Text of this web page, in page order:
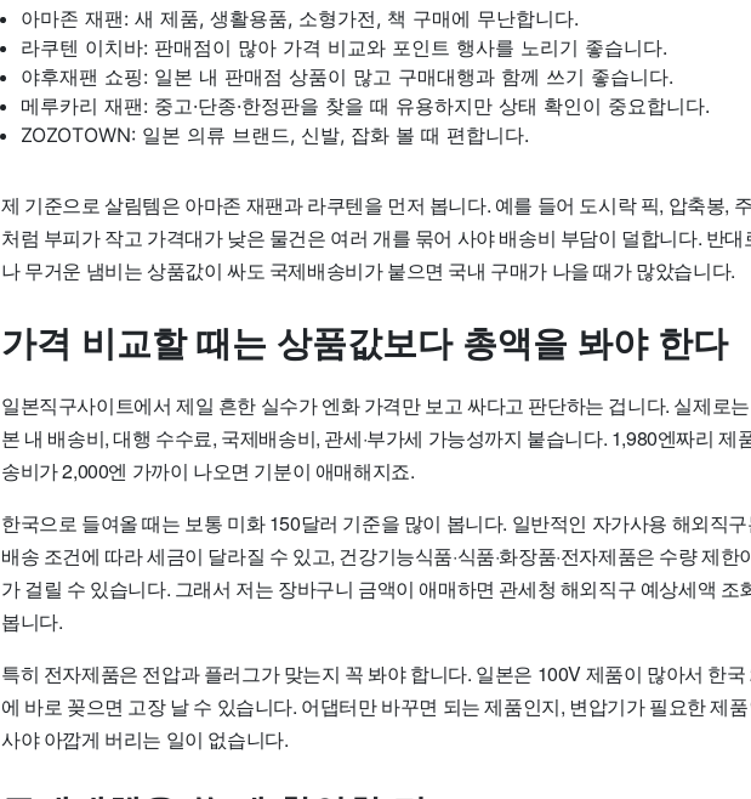
아마존 재팬: 새 제품, 생활용품, 소형가전, 책 구매에 무난합니다.
라쿠텐 이치바: 판매점이 많아 가격 비교와 포인트 행사를 노리기 좋습니다.
야후재팬 쇼핑: 일본 내 판매점 상품이 많고 구매대행과 함께 쓰기 좋습니다.
메루카리 재팬: 중고·단종·한정판을 찾을 때 유용하지만 상태 확인이 중요합니다.
ZOZOTOWN: 일본 의류 브랜드, 신발, 잡화 볼 때 편합니다.
제 기준으로 살림템은 아마존 재팬과 라쿠텐을 먼저 봅니다. 예를 들어 도시락 픽, 압축봉,
처럼 부피가 작고 가격대가 낮은 물건은 여러 개를 묶어 사야 배송비 부담이 덜합니다. 반대
나 무거운 냄비는 상품값이 싸도 국제배송비가 붙으면 국내 구매가 나을 때가 많았습니다.
가격 비교할 때는 상품값보다 총액을 봐야 한다
일본직구사이트에서 제일 흔한 실수가 엔화 가격만 보고 싸다고 판단하는 겁니다. 실제로
본 내 배송비, 대행 수수료, 국제배송비, 관세·부가세 가능성까지 붙습니다. 1,980엔짜리 제
송비가 2,000엔 가까이 나오면 기분이 애매해지죠.
한국으로 들여올 때는 보통 미화 150달러 기준을 많이 봅니다. 일반적인 자가사용 해외직
배송 조건에 따라 세금이 달라질 수 있고, 건강기능식품·식품·화장품·전자제품은 수량 제한
가 걸릴 수 있습니다. 그래서 저는 장바구니 금액이 애매하면 관세청 해외직구 예상세액 조
봅니다.
특히 전자제품은 전압과 플러그가 맞는지 꼭 봐야 합니다. 일본은 100V 제품이 많아서 한국
에 바로 꽂으면 고장 날 수 있습니다. 어댑터만 바꾸면 되는 제품인지, 변압기가 필요한 제
사야 아깝게 버리는 일이 없습니다.